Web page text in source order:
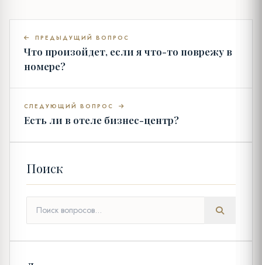
ПРЕДЫДУЩИЙ ВОПРОС
Что произойдет, если я что-то поврежу в
номере?
СЛЕДУЮЩИЙ ВОПРОС
Есть ли в отеле бизнес-центр?
Поиск